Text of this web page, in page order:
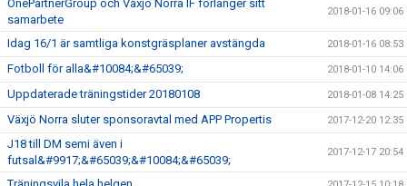
OnePartnerGroup och Växjö Norra IF förlänger sitt
samarbete
2018-01-16 09:06
Idag 16/1 är samtliga konstgräsplaner avstängda 2018-01-16 08:53
Fotboll för alla&#10084;&#65039; 2018-01-10 14:06
Uppdaterade träningstider 20180108 2018-01-08 14:25
Växjö Norra sluter sponsoravtal med APP Propertis 2017-12-20 12:35
J18 till DM semi även i
futsal&#9917;&#65039;&#10084;&#65039;
2017-12-17 20:54